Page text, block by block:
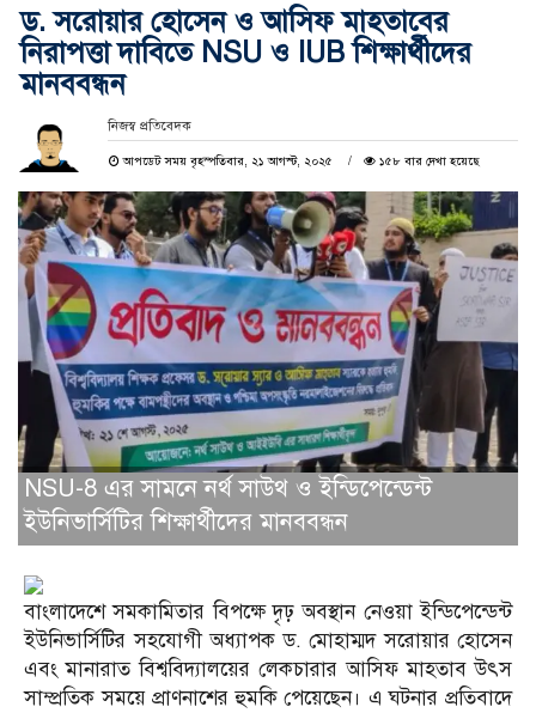
ড. সরোয়ার হোসেন ও আসিফ মাহতাবের
নিরাপত্তা দাবিতে NSU ও IUB শিক্ষার্থীদের
মানববন্ধন
নিজস্ব প্রতিবেদক
আপডেট সময় বৃহস্পতিবার, ২১ আগস্ট, ২০২৫ ১৫৮ বার দেখা হয়েছে
NSU-8 এর সামনে নর্থ সাউথ ও ইন্ডিপেন্ডেন্ট
ইউনিভার্সিটির শিক্ষার্থীদের মানববন্ধন
বাংলাদেশে সমকামিতার বিপক্ষে দৃঢ় অবস্থান নেওয়া ইন্ডিপেন্ডেন্ট
ইউনিভার্সিটির সহযোগী অধ্যাপক ড. মোহাম্মদ সরোয়ার হোসেন
এবং মানারাত বিশ্ববিদ্যালয়ের লেকচারার আসিফ মাহতাব উৎস
সাম্প্রতিক সময়ে প্রাণনাশের হুমকি পেয়েছেন। এ ঘটনার প্রতিবাদে